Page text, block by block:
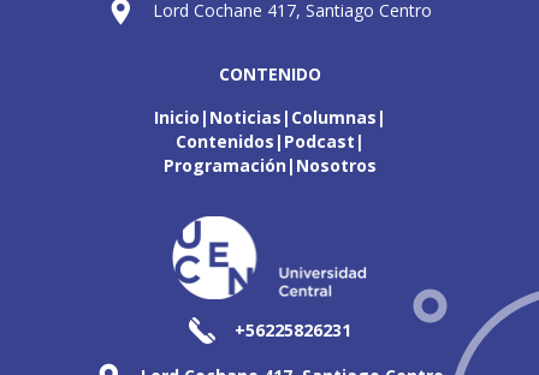
Lord Cochane 417, Santiago Centro
CONTENIDO
Inicio Noticias Columnas
Contenidos Podcast
Programación Nosotros
+56225826231